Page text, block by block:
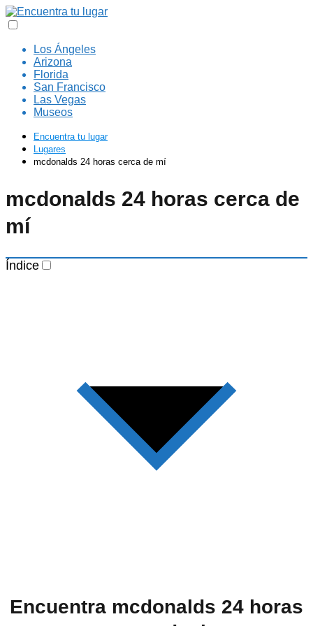
Los Ángeles
Arizona
Florida
San Francisco
Las Vegas
Museos
Encuentra tu lugar
Lugares
mcdonalds 24 horas cerca de mí
mcdonalds 24 horas cerca de
mí
Índice
Encuentra mcdonalds 24 horas